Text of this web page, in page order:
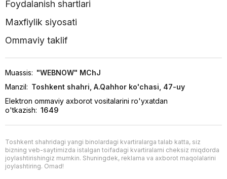
Foydalanish shartlari
Maxfiylik siyosati
Ommaviy taklif
Muassis: "WEBNOW" MChJ
Manzil: Toshkent shahri, A.Qahhor ko'chasi, 47-uy
Elektron ommaviy axborot vositalarini ro'yxatdan
o'tkazish: 1649
Toshkent shahridagi yangi binolardagi kvartiralarga talab katta, siz
bizning veb-saytimizda istalgan toifadagi kvartiralarni cheksiz miqdorda
joylashtirishingiz mumkin. Shuningdek, reklama va axborot maqolalarini
joylashtiring. Omad!